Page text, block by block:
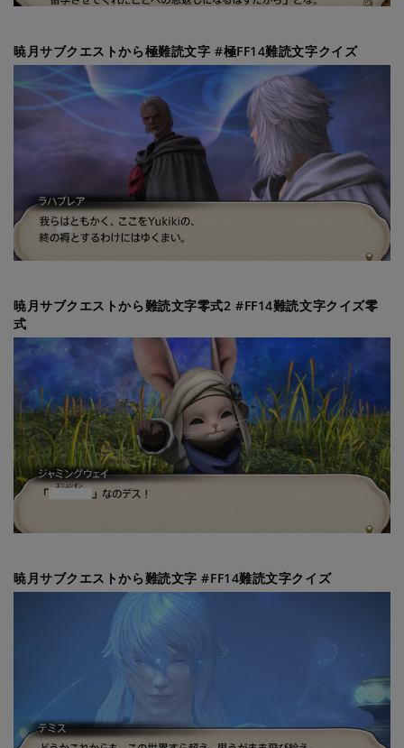
暁月サブクエストから極難読文字 #極FF14難読文字クイズ
暁月サブクエストから難読文字零式2 #FF14難読文字クイズ零
式
暁月サブクエストから難読文字 #FF14難読文字クイズ